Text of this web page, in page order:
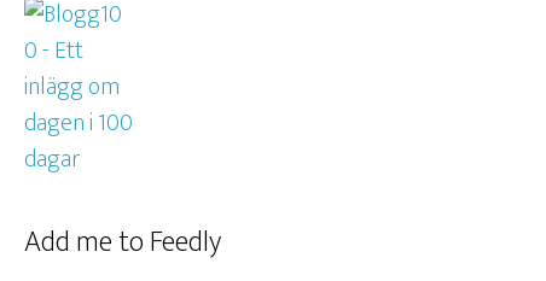
Add me to Feedly